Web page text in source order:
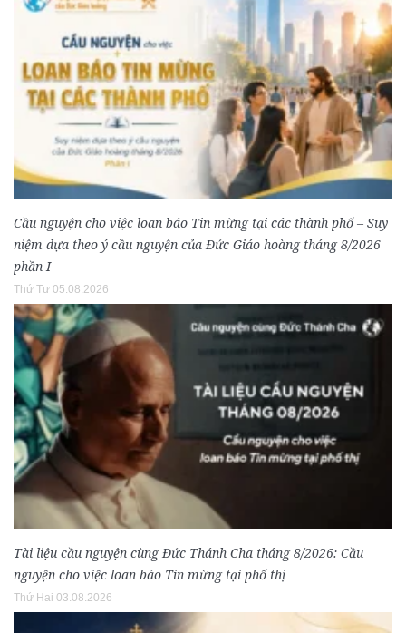
Cầu nguyện cho việc loan báo Tin mừng tại các thành phố – Suy
niệm dựa theo ý cầu nguyện của Đức Giáo hoàng tháng 8/2026
phần I
Thứ Tư 05.08.2026
Tài liệu cầu nguyện cùng Đức Thánh Cha tháng 8/2026: Cầu
nguyện cho việc loan báo Tin mừng tại phố thị
Thứ Hai 03.08.2026